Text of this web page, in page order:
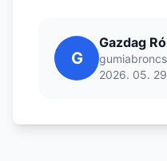
G
Gazdag
2026. 05.